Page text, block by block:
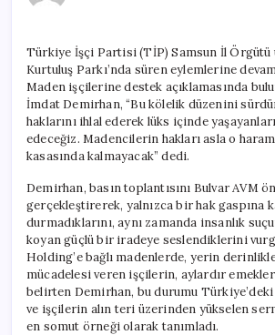
Türkiye İşçi Partisi (TİP) Samsun İl Örgütü
Kurtuluş Parkı’nda süren eylemlerine
Maden işçilerine destek açıklamasında
İmdat Demirhan, “Bu kölelik düzenini
haklarını ihlal ederek lüks içinde
edeceğiz. Madencilerin hakları asla o
kasasında kalmayacak” dedi.
Demirhan, basın toplantısını Bulvar AVM
gerçekleştirerek, yalnızca bir hak gaspına
durmadıklarını, aynı zamanda insanlık
koyan güçlü bir iradeye seslendiklerini
Holding’e bağlı madenlerde, yerin
mücadelesi veren işçilerin, aylardır
belirten Demirhan, bu durumu
ve işçilerin alın teri üzerinden yükselen
en somut örneği olarak tanımladı.